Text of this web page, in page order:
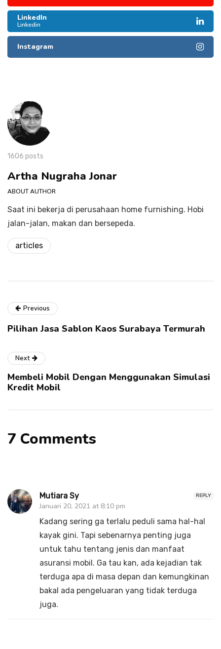
LinkedIn
Linkedin
Instagram
1606 posts
Artha Nugraha Jonar
ABOUT AUTHOR
Saat ini bekerja di perusahaan home furnishing. Hobi
jalan-jalan, makan dan bersepeda.
articles
Previous
Pilihan Jasa Sablon Kaos Surabaya Termurah
Next
Membeli Mobil Dengan Menggunakan Simulasi
Kredit Mobil
7 Comments
REPLY
Mutiara Sy
Januari 20, 2021 at 8:10 pm
Kadang sering ga terlalu peduli sama hal-hal
kayak gini. Tapi sebenarnya penting juga
untuk tahu tentang jenis dan manfaat
asuransi mobil. Ga tau kan, ada kejadian tak
terduga apa di masa depan dan kemungkinan
bakal ada pengeluaran yang tidak terduga
juga.